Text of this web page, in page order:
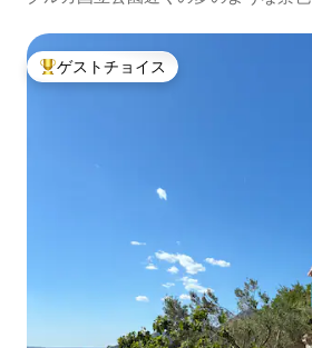
大好評のゲストチョイスです。
ゲストチョイス